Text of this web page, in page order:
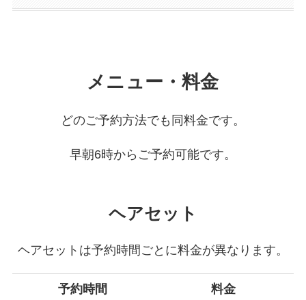
メニュー・料金
どのご予約方法でも同料金です。
早朝6時からご予約可能です。
ヘアセット
ヘアセットは予約時間ごとに料金が異なります。
予約時間 料金